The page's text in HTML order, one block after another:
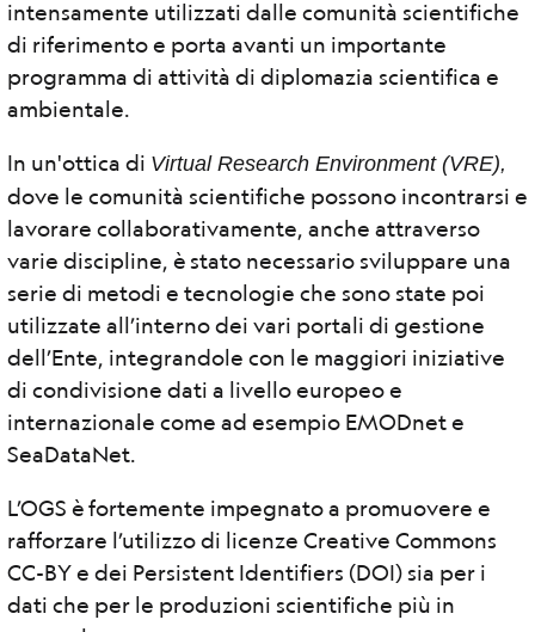
intensamente utilizzati dalle comunità scientifiche
di riferimento e porta avanti un importante
programma di attività di diplomazia scientifica e
ambientale.
In un'ottica di Virtual Research Environment (VRE),
dove le comunità scientifiche possono incontrarsi e
lavorare collaborativamente, anche attraverso
varie discipline, è stato necessario sviluppare una
serie di metodi e tecnologie che sono state poi
utilizzate all’interno dei vari portali di gestione
dell’Ente, integrandole con le maggiori iniziative
di condivisione dati a livello europeo e
internazionale come ad esempio EMODnet e
SeaDataNet.
L’OGS è fortemente impegnato a promuovere e
rafforzare l’utilizzo di licenze Creative Commons
CC-BY e dei Persistent Identifiers (DOI) sia per i
dati che per le produzioni scientifiche più in